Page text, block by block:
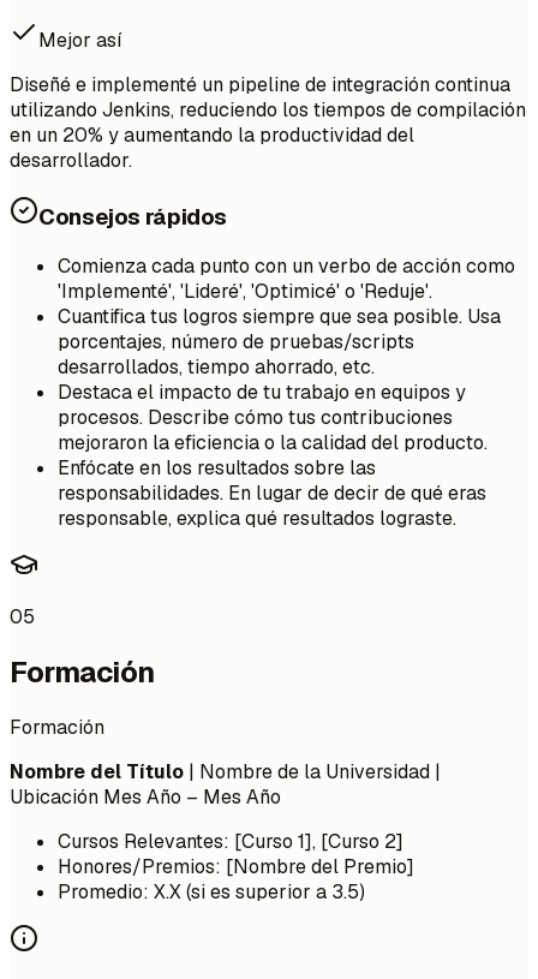
Mejor así
Diseñé e implementé un pipeline de integración continua
utilizando Jenkins, reduciendo los tiempos de compilación
en un 20% y aumentando la productividad del
desarrollador.
Consejos rápidos
Comienza cada punto con un verbo de acción como
'Implementé', 'Lideré', 'Optimicé' o 'Reduje'.
Cuantifica tus logros siempre que sea posible. Usa
porcentajes, número de pruebas/scripts
desarrollados, tiempo ahorrado, etc.
Destaca el impacto de tu trabajo en equipos y
procesos. Describe cómo tus contribuciones
mejoraron la eficiencia o la calidad del producto.
Enfócate en los resultados sobre las
responsabilidades. En lugar de decir de qué eras
responsable, explica qué resultados lograste.
05
Formación
Formación
Nombre del Título | Nombre de la Universidad |
Ubicación Mes Año – Mes Año
Cursos Relevantes: [Curso 1], [Curso 2]
Honores/Premios: [Nombre del Premio]
Promedio: X.X (si es superior a 3.5)